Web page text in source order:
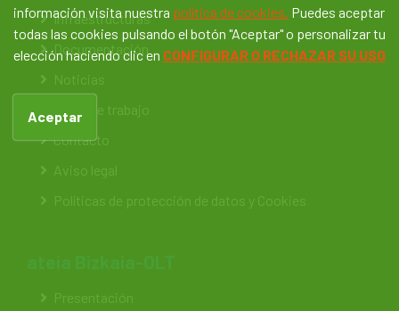
Infraestructuras
Documentación
Noticias
Bolsa de trabajo
Contacto
Aviso legal
Políticas de protección de datos y Cookies
Presentación
información visita nuestra política de cookies. Puedes aceptar
todas las cookies pulsando el botón "Aceptar" o personalizar tu
elección haciendo clic en CONFIGURAR O RECHAZAR SU USO
Aceptar